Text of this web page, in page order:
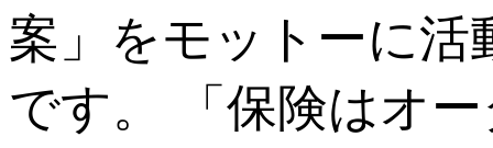
案」をモットーに活
です。 「保険はオ